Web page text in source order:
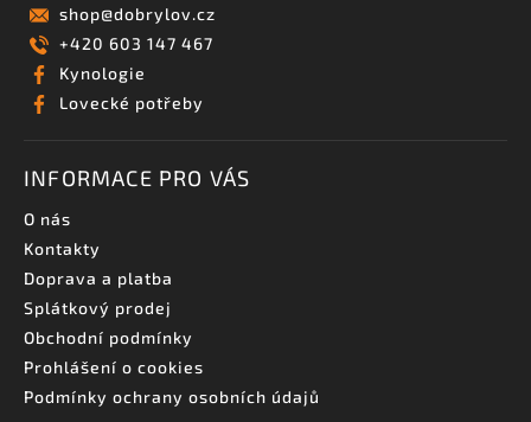
shop@dobrylov.cz
+420 603 147 467
Kynologie
Lovecké potřeby
INFORMACE PRO VÁS
O nás
Kontakty
Doprava a platba
Splátkový prodej
Obchodní podmínky
Prohlášení o cookies
Podmínky ochrany osobních údajů